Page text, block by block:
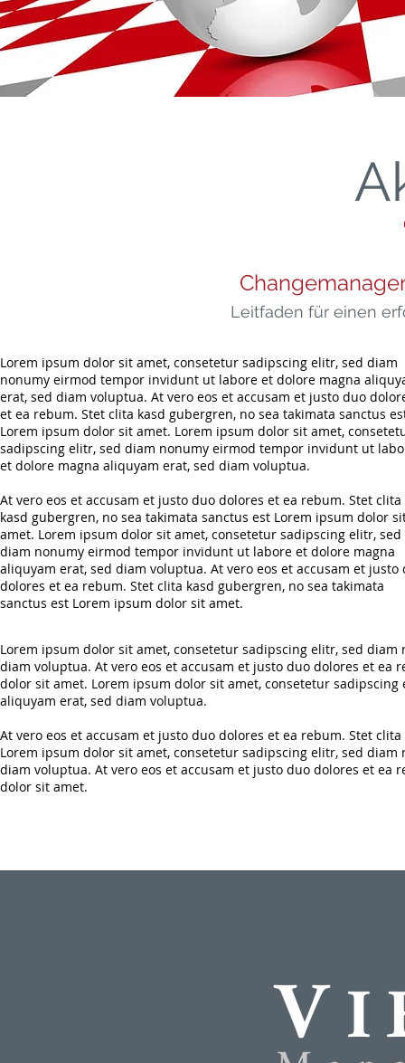
Leitfaden für einen
Lorem ipsum dolor sit amet, consetetur sadipscing elitr, sed diam
nonumy eirmod tempor invidunt ut labore et dolore magna
erat, sed diam voluptua. At vero eos et accusam et justo duo
et ea rebum. Stet clita kasd gubergren, no sea takimata sanctus
Lorem ipsum dolor sit amet. Lorem ipsum dolor sit amet,
sadipscing elitr, sed diam nonumy eirmod tempor invidunt ut
et dolore magna aliquyam erat, sed diam voluptua.
At vero eos et accusam et justo duo dolores et ea rebum. Stet clita
kasd gubergren, no sea takimata sanctus est Lorem ipsum dolor
amet. Lorem ipsum dolor sit amet, consetetur sadipscing elitr, sed
diam nonumy eirmod tempor invidunt ut labore et dolore magna
aliquyam erat, sed diam voluptua. At vero eos et accusam et justo
dolores et ea rebum. Stet clita kasd gubergren, no sea takimata
sanctus est Lorem ipsum dolor sit amet.
Lorem ipsum dolor sit amet, consetetur sadipscing elitr, sed
diam voluptua. At vero eos et accusam et justo duo dolores et ea
dolor sit amet. Lorem ipsum dolor sit amet, consetetur
aliquyam erat, sed diam voluptua.
At vero eos et accusam et justo duo dolores et ea rebum. Stet
Lorem ipsum dolor sit amet, consetetur sadipscing elitr, sed
diam voluptua. At vero eos et accusam et justo duo dolores et ea
dolor sit amet.